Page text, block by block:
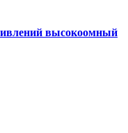
высокоомный